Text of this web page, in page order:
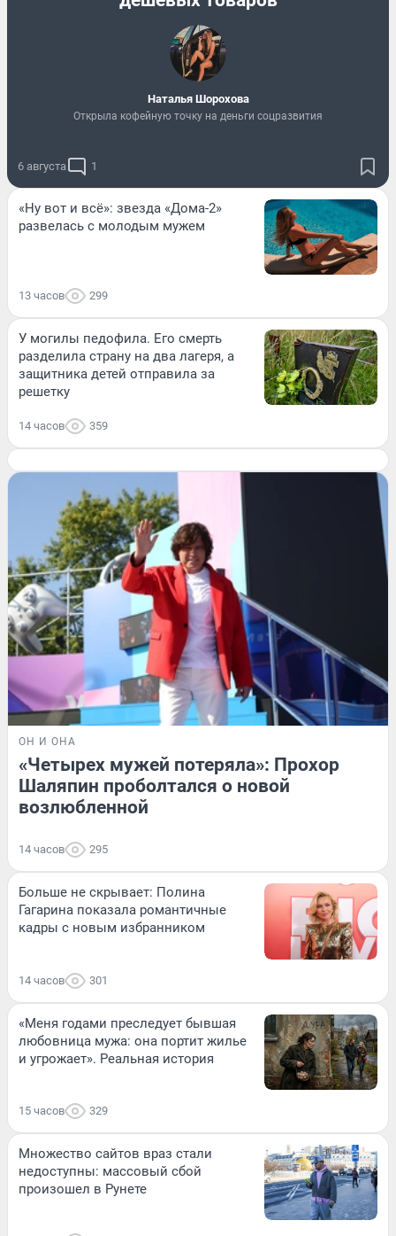
Наталья Шорохова
Открыла кофейную точку на деньги соцразвития
6 августа 1
«Ну вот и всё»: звезда «Дома-2»
развелась с молодым мужем
13 часов 299
У могилы педофила. Его смерть
разделила страну на два лагеря, а
защитника детей отправила за
решетку
14 часов 359
ОН И ОНА
«Четырех мужей потеряла»: Прохор
Шаляпин проболтался о новой
возлюбленной
14 часов 295
Больше не скрывает: Полина
Гагарина показала романтичные
кадры с новым избранником
14 часов 301
«Меня годами преследует бывшая
любовница мужа: она портит жилье
и угрожает». Реальная история
15 часов 329
Множество сайтов враз стали
недоступны: массовый сбой
произошел в Рунете